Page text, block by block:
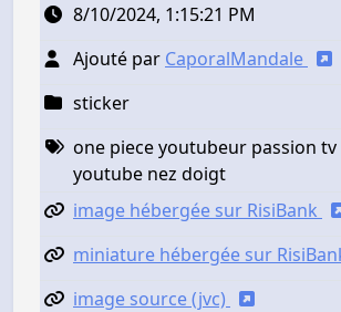
8/10/2024, 1:15:21 PM
Ajouté par CaporalMandale
sticker
one piece youtubeur passion
youtube nez doigt
image hébergée sur RisiBank
miniature hébergée sur
image source (jvc)